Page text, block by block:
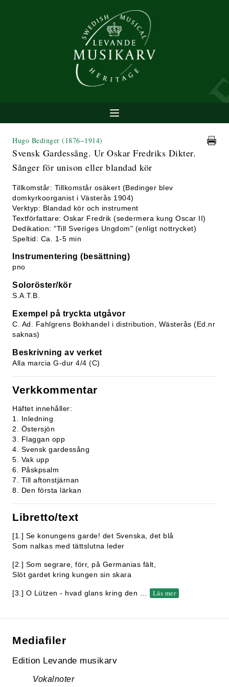
Hugo Bedinger (1876−1914)
Svensk Gardessång. Ur Oskar Fredriks Dikter.
Sånger för unison eller blandad kör
Tillkomstår: Tillkomstår osäkert (Bedinger blev
domkyrkoorganist i Västerås 1904)
Verktyp: Blandad kör och instrument
Textförfattare: Oskar Fredrik (sedermera kung Oscar II)
Dedikation: "Till Sveriges Ungdom" (enligt nottrycket)
Speltid: Ca. 1-5 min
Instrumentering (besättning)
pno
Soloröster/kör
S.A.T.B.
Exempel på tryckta utgåvor
C. Ad. Fahlgrens Bokhandel i distribution, Wästerås (Ed.nr
saknas)
Beskrivning av verket
Alla marcia G-dur 4/4 (C)
Verkkommentar
Häftet innehåller:
1. Inledning
2. Östersjön
3. Flaggan opp
4. Svensk gardessång
5. Vak upp
6. Påskpsalm
7. Till aftonstjärnan
8. Den första lärkan
Libretto/text
[1.] Se konungens garde! det Svenska, det blå
Som nalkas med tättslutna leder
[2.] Som segrare, förr, på Germanias fält,
Slöt gardet kring kungen sin skara
[3.] O Lützen - hvad glans kring den Läs mer
Mediafiler
Edition Levande musikarv
Vokalnoter